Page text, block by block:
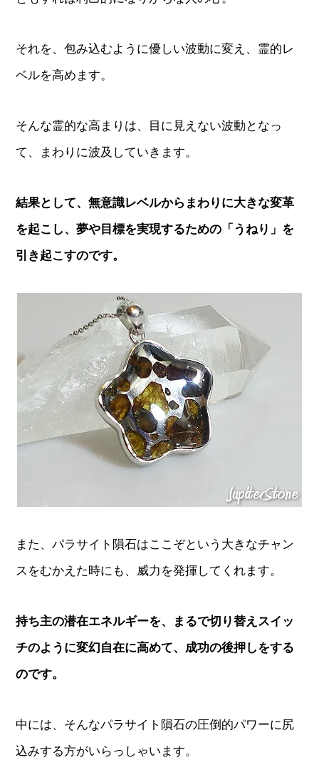
それを、包み込むように優しい波動に変え、霊的レ
ベルを高めます。
そんな霊的な高まりは、目に見えない波動となっ
て、まわりに波及していきます。
結果として、無意識レベルからまわりに大きな変革
を起こし、夢や目標を実現するための「うねり」を
引き起こすのです。
また、パラサイト隕石はここぞという大きなチャン
スをむかえた時にも、威力を発揮してくれます。
持ち主の潜在エネルギーを、まるで切り替えスイッ
チのように変幻自在に高めて、成功の後押しをする
のです。
中には、そんなパラサイト隕石の圧倒的パワーに尻
込みする方がいらっしゃいます。